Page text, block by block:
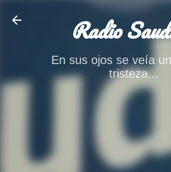
Radio
En sus ojos se veía
tristeza...